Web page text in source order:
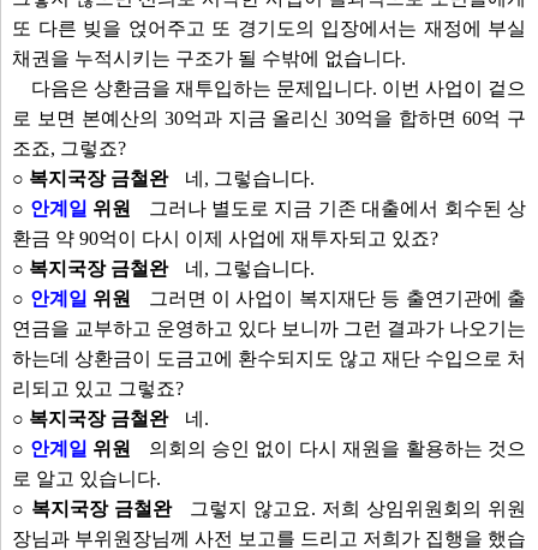
또 다른 빚을 얹어주고 또 경기도의 입장에서는 재정에 부실
채권을 누적시키는 구조가 될 수밖에 없습니다.
다음은 상환금을 재투입하는 문제입니다. 이번 사업이 겉으
로 보면 본예산의 30억과 지금 올리신 30억을 합하면 60억 구
조죠, 그렇죠?
○ 복지국장 금철완
네, 그렇습니다.
○ 안계일 위원
그러나 별도로 지금 기존 대출에서 회수된 상
환금 약 90억이 다시 이제 사업에 재투자되고 있죠?
○ 복지국장 금철완
네, 그렇습니다.
○ 안계일 위원
그러면 이 사업이 복지재단 등 출연기관에 출
연금을 교부하고 운영하고 있다 보니까 그런 결과가 나오기는
하는데 상환금이 도금고에 환수되지도 않고 재단 수입으로 처
리되고 있고 그렇죠?
○ 복지국장 금철완
네.
○ 안계일 위원
의회의 승인 없이 다시 재원을 활용하는 것으
로 알고 있습니다.
○ 복지국장 금철완
그렇지 않고요. 저희 상임위원회의 위원
장님과 부위원장님께 사전 보고를 드리고 저희가 집행을 했습